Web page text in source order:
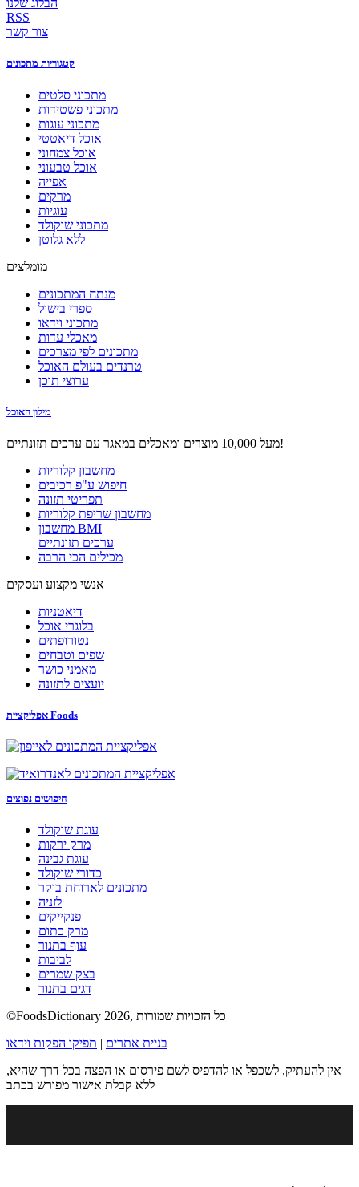
הבלוג שלנו
RSS
צור קשר
קטגוריות מתכונים
מתכוני סלטים
מתכוני פשטידות
מתכוני עוגות
אוכל דיאטטי
אוכל צמחוני
אוכל טבעוני
אפייה
מרקים
עוגיות
מתכוני שוקולד
ללא גלוטן
מומלצים
מנתח המתכונים
ספרי בישול
מתכוני וידאו
מאכלי עדות
מתכונים לפי מצרכים
טרנדים בעולם האוכל
ערוצי תוכן
מילון האוכל
מעל 10,000 מוצרים ומאכלים במאגר עם ערכים תזונתיים!
מחשבון קלוריות
חיפוש ע"פ רכיבים
תפריטי תזונה
מחשבון שריפת קלוריות
מחשבון BMI
ערכים תזונתיים
מכילים הכי הרבה
אנשי מקצוע ועסקים
דיאטניות
בלוגרי אוכל
נטורופתים
שפים וטבחים
מאמני כושר
יועצים לתזונה
אפליקציית Foods
חיפושים נפוצים
עוגת שוקולד
מרק ירקות
עוגת גבינה
כדורי שוקולד
מתכונים לארוחת בוקר
לזניה
פנקייקים
מרק כתום
עוף בתנור
לביבות
בצק שמרים
דגים בתנור
©FoodsDictionary 2026, כל הזכויות שמורות
בניית אתרים | תפיקו הפקות וידאו
אין להעתיק, לשכפל או להדפיס לשם פירסום או הפצה בכל דרך שהיא,
ללא קבלת אישור מפורש בכתב